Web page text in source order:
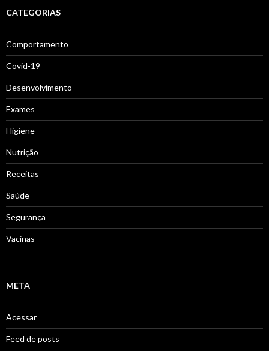
CATEGORIAS
Comportamento
Covid-19
Desenvolvimento
Exames
Higiene
Nutrição
Receitas
Saúde
Segurança
Vacinas
META
Acessar
Feed de posts